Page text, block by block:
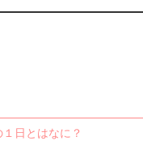
１日とはなに？